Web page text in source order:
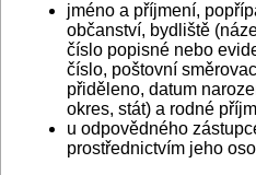
jméno a příjmení,
občanství, bydliště
číslo popisné nebo
číslo, poštovní
přiděleno, datum
okres, stát) a rodné
u odpovědného
prostřednictvím jeho